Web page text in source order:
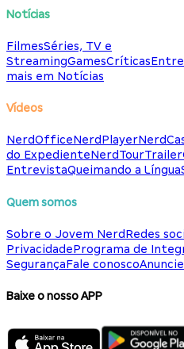
Notícias
FilmesSéries, TV e
StreamingGamesCríticas
mais em Notícias
Vídeos
NerdOfficeNerdPlayer
do ExpedienteNerdTour
EntrevistaQueimando a Língua
Quem somos
Sobre o Jovem NerdRedes
PrivacidadePrograma de
SegurançaFale conoscoAnuncie
Baixe o nosso APP